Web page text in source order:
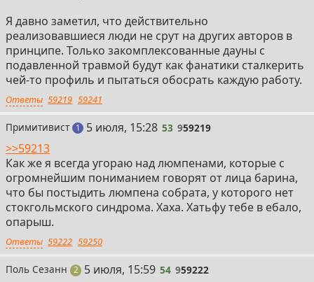
Я давно заметил, что действительно
реализовавшиеся люди не срут на других авторов в
принципе. Только закомплексованные дауны с
подавленной травмой будут как фанатики сталкерить
чей-то профиль и пытаться обосрать каждую работу.
Ответы 59219 59241
Примитивист 1 пост
53
5 июля, 15:28 53 959219
>>59213
Как же я всегда угораю над люмпенами, которые с
огромнейшим пониманием говорят от лица барина,
что бы постыдить люмпена собрата, у которого нет
стокгольмского синдрома. Хаха. Хатьфу тебе в ебало,
опарыш.
Ответы 59222 59250
Поль Сезанн 2поста
54
5 июля, 15:59 54 959222